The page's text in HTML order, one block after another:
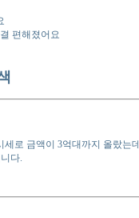
편해졌어요
로 금액이 3억대까지 올랐는데
다.